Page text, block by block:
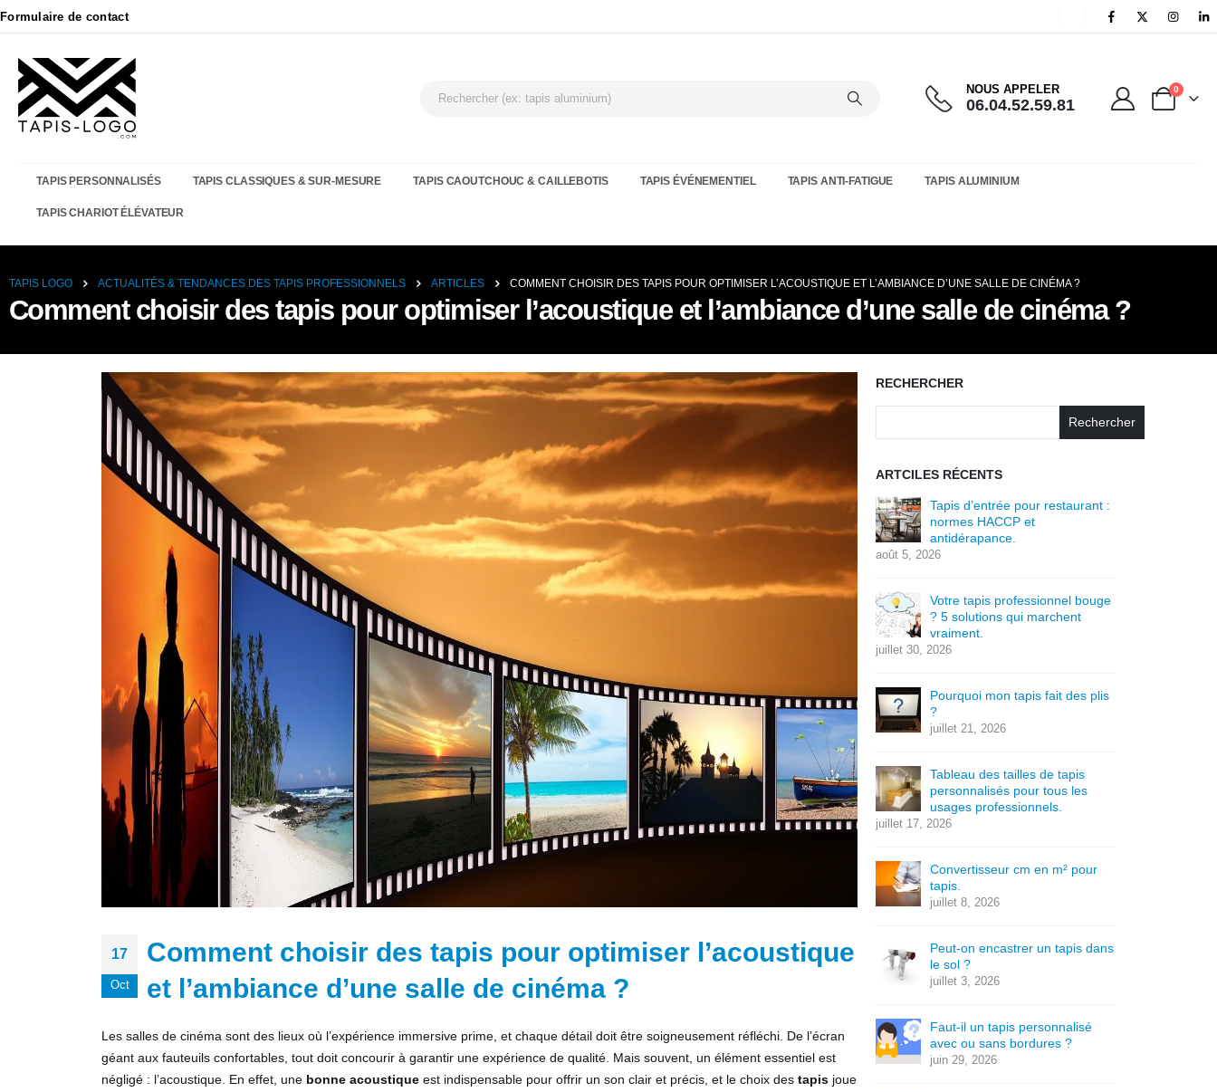
Formulaire de contact
NOUS APPELER
06.04.52.59.81
0
TAPIS PERSONNALISÉS TAPIS CLASSIQUES & SUR-MESURE TAPIS CAOUTCHOUC & CAILLEBOTIS TAPIS ÉVÉNEMENTIEL TAPIS ANTI-FATIGUE TAPIS ALUMINIUM
TAPIS CHARIOT ÉLÉVATEUR
TAPIS LOGO ACTUALITÉS & TENDANCES DES TAPIS PROFESSIONNELS ARTICLES COMMENT CHOISIR DES TAPIS POUR OPTIMISER L’ACOUSTIQUE ET L’AMBIANCE D’UNE SALLE DE CINÉMA ?
Comment choisir des tapis pour optimiser l’acoustique et l’ambiance d’une salle de cinéma ?
17
Oct
Comment choisir des tapis pour optimiser l’acoustique
et l’ambiance d’une salle de cinéma ?
Les salles de cinéma sont des lieux où l’expérience immersive prime, et chaque détail doit être soigneusement réfléchi. De l’écran
géant aux fauteuils confortables, tout doit concourir à garantir une expérience de qualité. Mais souvent, un élément essentiel est
négligé : l’acoustique. En effet, une bonne acoustique est indispensable pour offrir un son clair et précis, et le choix des tapis joue
RECHERCHER
Rechercher
ARTCILES RÉCENTS
Tapis d’entrée pour restaurant :
normes HACCP et
antidérapance.
août 5, 2026
Votre tapis professionnel bouge
? 5 solutions qui marchent
vraiment.
juillet 30, 2026
Pourquoi mon tapis fait des plis
?
juillet 21, 2026
Tableau des tailles de tapis
personnalisés pour tous les
usages professionnels.
juillet 17, 2026
Convertisseur cm en m² pour
tapis.
juillet 8, 2026
Peut-on encastrer un tapis dans
le sol ?
juillet 3, 2026
Faut-il un tapis personnalisé
avec ou sans bordures ?
juin 29, 2026